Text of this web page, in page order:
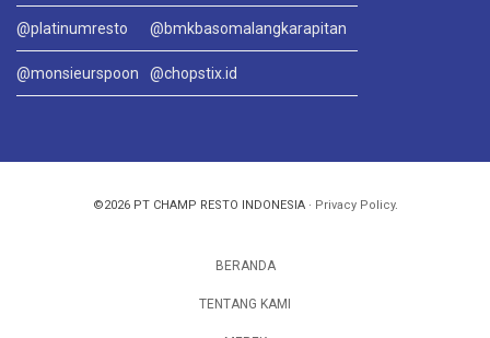
@platinumresto @bmkbasomalangkarapitan
@monsieurspoon @chopstix.id
©2026 PT CHAMP RESTO INDONESIA · Privacy Policy.
BERANDA
TENTANG KAMI